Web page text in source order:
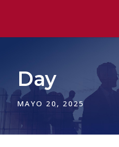
Day
MAYO 20, 2025